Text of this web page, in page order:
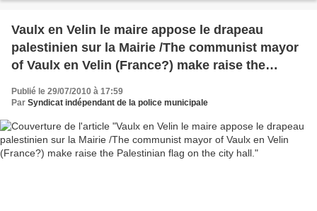
Vaulx en Velin le maire appose le drapeau
palestinien sur la Mairie /The communist mayor
of Vaulx en Velin (France?) make raise the
Publié le 29/07/2010 à 17:59
Par Syndicat indépendant de la police municipale